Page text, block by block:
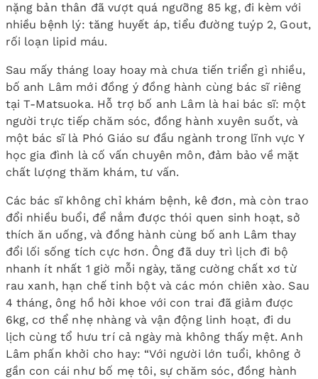
nặng bản thân đã vượt quá ngưỡng 85 kg, đi kèm với
nhiều bệnh lý: tăng huyết áp, tiểu đường tuýp 2, Gout,
rối loạn lipid máu.
Sau mấy tháng loay hoay mà chưa tiến triển gì nhiều,
bố anh Lâm mới đồng ý đồng hành cùng bác sĩ riêng
tại T-Matsuoka. Hỗ trợ bố anh Lâm là hai bác sĩ: một
người trực tiếp chăm sóc, đồng hành xuyên suốt, và
một bác sĩ là Phó Giáo sư đầu ngành trong lĩnh vực Y
học gia đình là cố vấn chuyên môn, đảm bảo về mặt
chất lượng thăm khám, tư vấn.
Các bác sĩ không chỉ khám bệnh, kê đơn, mà còn trao
đổi nhiều buổi, để nắm được thói quen sinh hoạt, sở
thích ăn uống, và đồng hành cùng bố anh Lâm thay
đổi lối sống tích cực hơn. Ông đã duy trì lịch đi bộ
nhanh ít nhất 1 giờ mỗi ngày, tăng cường chất xơ từ
rau xanh, hạn chế tinh bột và các món chiên xào. Sau
4 tháng, ông hồ hởi khoe với con trai đã giảm được
6kg, cơ thể nhẹ nhàng và vận động linh hoạt, đi du
lịch cùng tổ hưu trí cả ngày mà không thấy mệt. Anh
Lâm phấn khởi cho hay: “Với người lớn tuổi, không ở
gần con cái như bố mẹ tôi, sự chăm sóc, đồng hành